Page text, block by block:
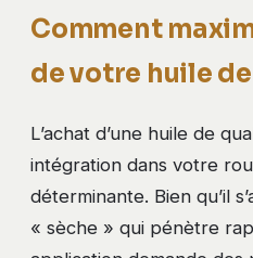
Comment
de votre huile
L’achat d’une huile de
intégration dans votre
déterminante. Bien qu’il
« sèche » qui pénètre